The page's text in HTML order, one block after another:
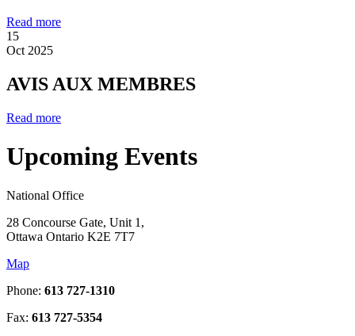
Read more
15
Oct 2025
AVIS AUX MEMBRES
Read more
Upcoming Events
National Office
28 Concourse Gate, Unit 1,
Ottawa Ontario K2E 7T7
Map
Phone: 613 727-1310
Fax: 613 727-5354